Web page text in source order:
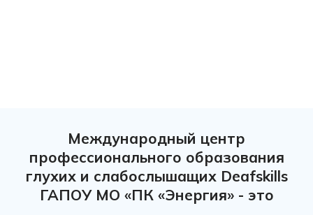
Международный центр
профессионального образования
глухих и слабослышащих Deafskills
ГАПОУ МО «ПК «Энергия» - это